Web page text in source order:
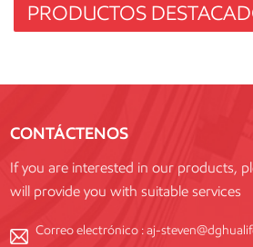
PRODUCTOS
CONTÁCTENOS
If you are interested in our products,
will provide you with suitable services
Correo electrónico :aj-